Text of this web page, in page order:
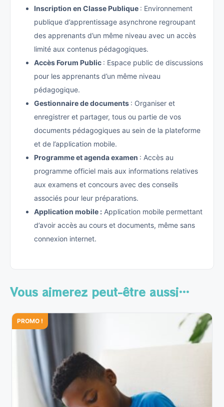
Inscription en Classe Publique : Environnement
publique d’apprentissage asynchrone regroupant
des apprenants d’un même niveau avec un accès
limité aux contenus pédagogiques.
Accès Forum Public : Espace public de discussions
pour les apprenants d’un même niveau
pédagogique.
Gestionnaire de documents : Organiser et
enregistrer et partager, tous ou partie de vos
documents pédagogiques au sein de la plateforme
et de l’application mobile.
Programme et agenda examen : Accès au
programme officiel mais aux informations relatives
aux examens et concours avec des conseils
associés pour leur préparations.
Application mobile : Application mobile permettant
d’avoir accès au cours et documents, même sans
connexion internet.
Vous aimerez peut-être aussi…
PROMO !